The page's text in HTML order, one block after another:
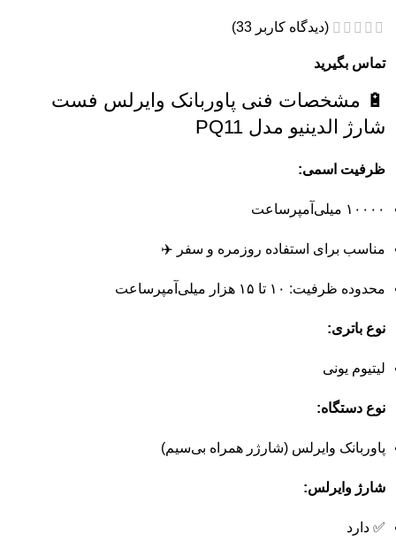
(دیدگاه کاربر 33
)
تماس بگیرید
🔋 مشخصات فنی پاوربانک وایرلس فست
شارژ الدینیو مدل PQ11
ظرفیت اسمی:
۱۰۰۰۰ میلی‌آمپر‌ساعت
مناسب برای استفاده روزمره و سفر ✈️
محدوده ظرفیت: ۱۰ تا ۱۵ هزار میلی‌آمپر‌ساعت
نوع باتری:
لیتیوم یونی
نوع دستگاه:
پاوربانک وایرلس (شارژر همراه بی‌سیم)
شارژ وایرلس:
✅ دارد